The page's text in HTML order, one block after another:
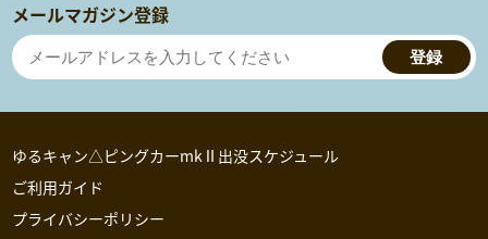
メールマガジン登録
登録
ゆるキャン△ピングカーmkⅡ出没スケジュール
ご利用ガイド
プライバシーポリシー